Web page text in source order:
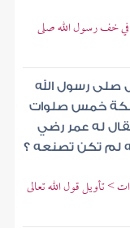
في خف رسول الله صلى
صلى رسول الله
مكة خمس صلوات
له عمر رضي
لم تكن تصنعه ؟
> تأويل قول الله تعالى